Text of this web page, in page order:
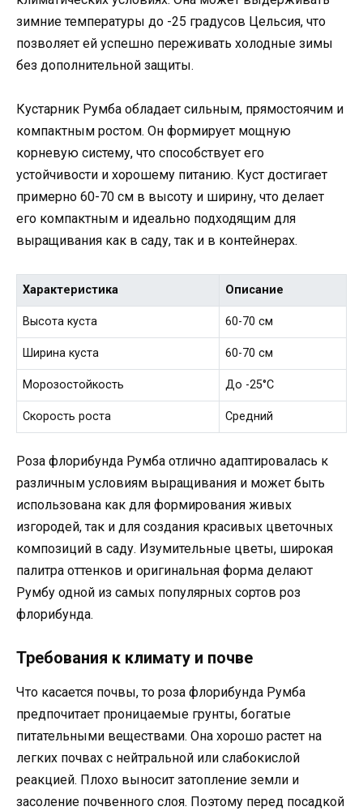
зимние температуры до -25 градусов Цельсия, что
позволяет ей успешно переживать холодные зимы
без дополнительной защиты.
Кустарник Румба обладает сильным, прямостоячим и
компактным ростом. Он формирует мощную
корневую систему, что способствует его
устойчивости и хорошему питанию. Куст достигает
примерно 60-70 см в высоту и ширину, что делает
его компактным и идеально подходящим для
выращивания как в саду, так и в контейнерах.
Характеристика Описание
Высота куста 60-70 см
Ширина куста 60-70 см
Морозостойкость До -25°C
Скорость роста Средний
Роза флорибунда Румба отлично адаптировалась к
различным условиям выращивания и может быть
использована как для формирования живых
изгородей, так и для создания красивых цветочных
композиций в саду. Изумительные цветы, широкая
палитра оттенков и оригинальная форма делают
Румбу одной из самых популярных сортов роз
флорибунда.
Требования к климату и почве
Что касается почвы, то роза флорибунда Румба
предпочитает проницаемые грунты, богатые
питательными веществами. Она хорошо растет на
легких почвах с нейтральной или слабокислой
реакцией. Плохо выносит затопление земли и
засоление почвенного слоя. Поэтому перед посадкой